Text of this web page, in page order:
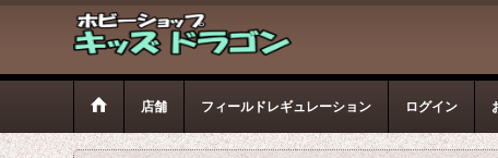
店舗 フィールドレギュレーション ログイン